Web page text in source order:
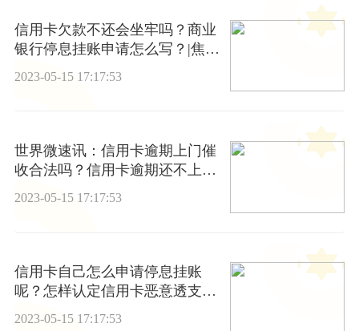
信用卡欠款不还会坐牢吗？商业
银行停息挂账申请怎么写？|焦点
2023-05-15 17:17:53
世界微速讯：信用卡逾期上门催
收合法吗？信用卡逾期还不上怎
么办
2023-05-15 17:17:53
信用卡自己怎么申请停息挂账
呢？怎样认定信用卡恶意透支？
_微速讯
2023-05-15 17:17:53